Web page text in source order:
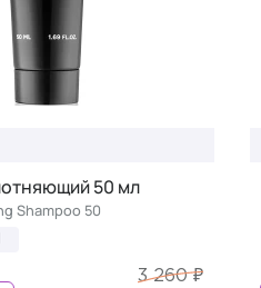
50 мл
Shampoo 50
3 260 ₽